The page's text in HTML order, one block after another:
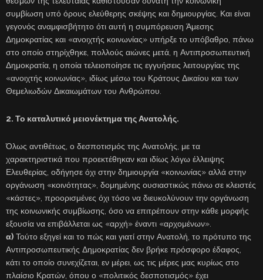
συμβίωση υπό όρους ελεύθερης σκέψης και δημιουργίας. Και είναι
γεγονός αναμφισβήτητο ότι αυτή η συμπόρευση Άμεσης
Δημοκρατίας και «ανοιχτής κοινωνίας» υπήρξε το υπόβαθρο, πάνω
στο οποίο στηρίχθηκε, πολλούς αιώνες μετά, η Αντιπροσωπευτική
Δημοκρατία, η οποία τελειοποίησε τις εγγυήσεις λειτουργίας της
«ανοιχτής κοινωνίας», ιδίως μέσω του Κράτους Δικαίου και των
Θεμελιωδών Δικαιωμάτων του Ανθρώπου.
2. Το καταλυτικό μειονέκτημα της Ανατολής.
Όλως αντιθέτως, ο δεσποτισμός της Ανατολής, με τα
χαρακτηριστικά που προεκτέθηκαν και ιδίως λόγω έλλειψης
Ελευθερίας, οδήγησε όχι στην δημιουργία «κοινωνίας» αλλά στην
οργάνωση «κοινότητας», δομημένης ουσιαστικώς πάνω σε κλειστές
«κάστες», προορισμένες όχι τόσο να διευκολύνουν την οργάνωση
της κοινωνικής συμβίωσης, όσο να επιτρέπουν στην κάθε μορφής
εξουσία να επιβάλλεται ως «αρχή» έναντι «αρχομένων».
α) Τούτο εξηγεί και το πώς και γιατί στην Ανατολή, το πρότυπο της
Αντιπροσωπευτικής Δημοκρατίας δεν βρήκε πρόσφορο έδαφος,
κάτι το οποίο συνεχίζεται, εν μέρει, ως τις μέρες μας κυρίως στο
πλαίσιο Κρατών, όπου ο «πολιτικός δεσποτισμός» έχει